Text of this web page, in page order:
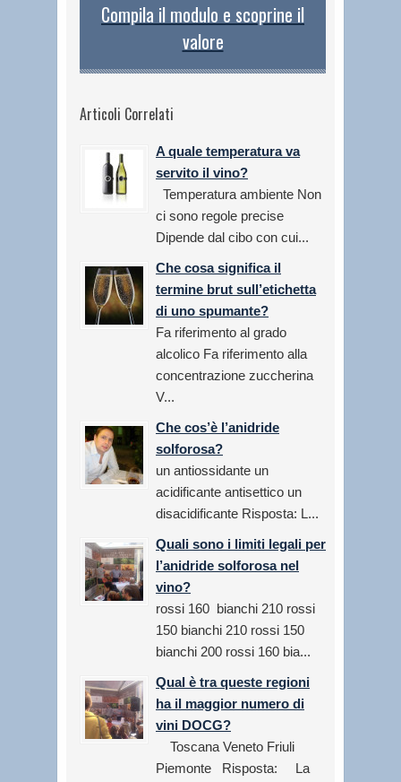
Compila il modulo e scoprine il
valore
Articoli Correlati
A quale temperatura va
servito il vino?
Temperatura ambiente Non
ci sono regole precise
Dipende dal cibo con cui...
Che cosa significa il
termine brut sull’etichetta
di uno spumante?
Fa riferimento al grado
alcolico Fa riferimento alla
concentrazione zuccherina
V...
Che cos’è l’anidride
solforosa?
un antiossidante un
acidificante antisettico un
disacidificante Risposta: L...
Quali sono i limiti legali per
l’anidride solforosa nel
vino?
rossi 160 bianchi 210 rossi
150 bianchi 210 rossi 150
bianchi 200 rossi 160 bia...
Qual è tra queste regioni
ha il maggior numero di
vini DOCG?
Toscana Veneto Friuli
Piemonte Risposta: La